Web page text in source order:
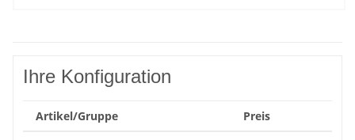
Ihre Konfiguration
Artikel/Gruppe Preis